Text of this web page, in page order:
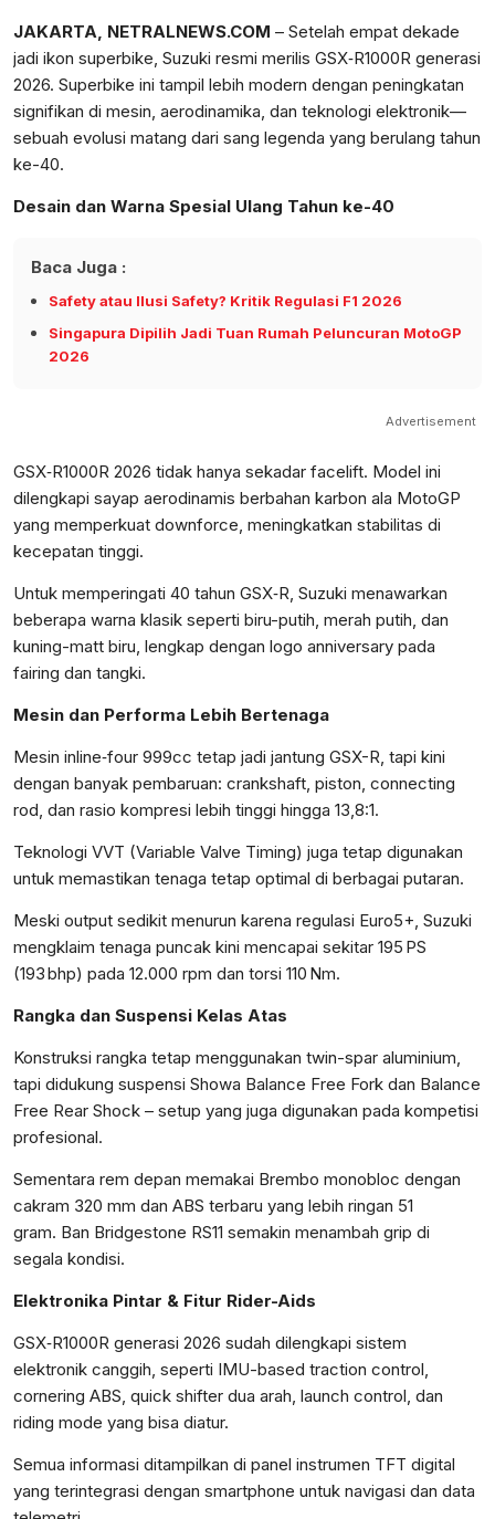
JAKARTA, NETRALNEWS.COM – Setelah empat dekade
jadi ikon superbike, Suzuki resmi merilis GSX‑R1000R generasi
2026. Superbike ini tampil lebih modern dengan peningkatan
signifikan di mesin, aerodinamika, dan teknologi elektronik—
sebuah evolusi matang dari sang legenda yang berulang tahun
ke-40.
Desain dan Warna Spesial Ulang Tahun ke-40
Baca Juga :
Safety atau Ilusi Safety? Kritik Regulasi F1 2026
Singapura Dipilih Jadi Tuan Rumah Peluncuran MotoGP
2026
Advertisement
GSX‑R1000R 2026 tidak hanya sekadar facelift. Model ini
dilengkapi sayap aerodinamis berbahan karbon ala MotoGP
yang memperkuat downforce, meningkatkan stabilitas di
kecepatan tinggi.
Untuk memperingati 40 tahun GSX‑R, Suzuki menawarkan
beberapa warna klasik seperti biru-putih, merah putih, dan
kuning-matt biru, lengkap dengan logo anniversary pada
fairing dan tangki.
Mesin dan Performa Lebih Bertenaga
Mesin inline‑four 999cc tetap jadi jantung GSX-R, tapi kini
dengan banyak pembaruan: crankshaft, piston, connecting
rod, dan rasio kompresi lebih tinggi hingga 13,8:1.
Teknologi VVT (Variable Valve Timing) juga tetap digunakan
untuk memastikan tenaga tetap optimal di berbagai putaran.
Meski output sedikit menurun karena regulasi Euro5+, Suzuki
mengklaim tenaga puncak kini mencapai sekitar 195 PS
(193 bhp) pada 12.000 rpm dan torsi 110 Nm.
Rangka dan Suspensi Kelas Atas
Konstruksi rangka tetap menggunakan twin-spar aluminium,
tapi didukung suspensi Showa Balance Free Fork dan Balance
Free Rear Shock – setup yang juga digunakan pada kompetisi
profesional.
Sementara rem depan memakai Brembo monobloc dengan
cakram 320 mm dan ABS terbaru yang lebih ringan 51
gram. Ban Bridgestone RS11 semakin menambah grip di
segala kondisi.
Elektronika Pintar & Fitur Rider-Aids
GSX‑R1000R generasi 2026 sudah dilengkapi sistem
elektronik canggih, seperti IMU-based traction control,
cornering ABS, quick shifter dua arah, launch control, dan
riding mode yang bisa diatur.
Semua informasi ditampilkan di panel instrumen TFT digital
yang terintegrasi dengan smartphone untuk navigasi dan data